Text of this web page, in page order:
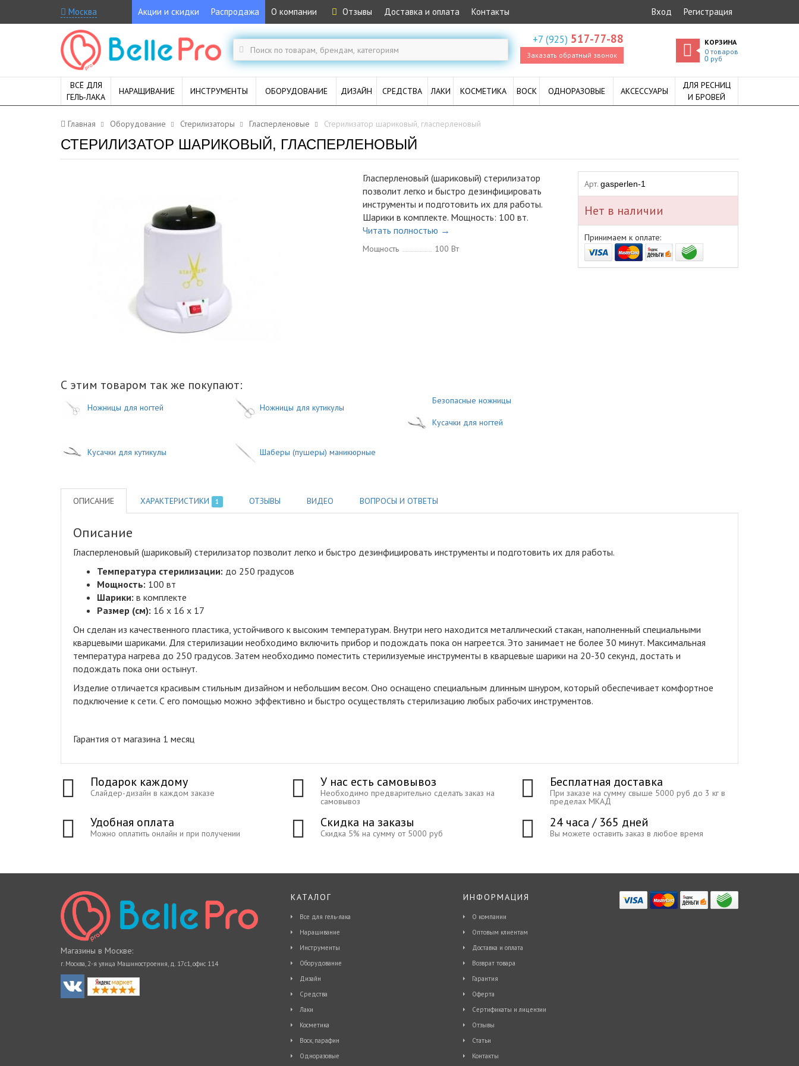
Москва Акции и скидки Распродажа О компании Отзывы Доставка и оплата Контакты Вход Регистрация
+7 (925) 517-77-88
Заказать обратный звонок
КОРЗИНА
0 товаров
0руб
ВСЁ ДЛЯ
ГЕЛЬ-ЛАКА
НАРАЩИВАНИЕ ИНСТРУМЕНТЫ ОБОРУДОВАНИЕ ДИЗАЙН СРЕДСТВА ЛАКИ КОСМЕТИКА ВОСК ОДНОРАЗОВЫЕ АКСЕССУАРЫ
ДЛЯ РЕСНИЦ
И БРОВЕЙ
Главная Оборудование Стерилизаторы Гласперленовые Стерилизатор шариковый, гласперленовый
СТЕРИЛИЗАТОР ШАРИКОВЫЙ, ГЛАСПЕРЛЕНОВЫЙ
Гласперленовый (шариковый) стерилизатор
позволит легко и быстро дезинфицировать
инструменты и подготовить их для работы.
Шарики в комплекте. Мощность: 100 вт.
Читать полностью →
Мощность 100 Вт
С этим товаром так же покупают:
Ножницы для ногтей Ножницы для кутикулы
Безопасные ножницы
Кусачки для ногтей
Кусачки для кутикулы Шаберы (пушеры) маникюрные
Арт. gasperlen-1
Нет в наличии
Принимаем к оплате:
ОПИСАНИЕ ХАРАКТЕРИСТИКИ 1 ОТЗЫВЫ ВИДЕО ВОПРОСЫ И ОТВЕТЫ
Описание
Гласперленовый (шариковый) стерилизатор позволит легко и быстро дезинфицировать инструменты и подготовить их для работы.
Температура стерилизации: до 250 градусов
Мощность: 100 вт
Шарики: в комплекте
Размер (см): 16 x 16 x 17
Он сделан из качественного пластика, устойчивого к высоким температурам. Внутри него находится металлический стакан, наполненный специальными
кварцевыми шариками. Для стерилизации необходимо включить прибор и подождать пока он нагреется. Это занимает не более 30 минут. Максимальная
температура нагрева до 250 градусов. Затем необходимо поместить стерилизуемые инструменты в кварцевые шарики на 20-30 секунд, достать и
подождать пока они остынут.
Изделие отличается красивым стильным дизайном и небольшим весом. Оно оснащено специальным длинным шнуром, который обеспечивает комфортное
подключение к сети. С его помощью можно эффективно и быстро осуществлять стерилизацию любых рабочих инструментов.
Гарантия от магазина 1 месяц
Подарок каждому
Слайдер-дизайн в каждом заказе
У нас есть самовывоз
Необходимо предварительно сделать заказ на
самовывоз
Бесплатная доставка
При заказе на сумму свыше 5000 руб до 3 кг в
пределах МКАД
Удобная оплата
Можно оплатить онлайн и при получении
Скидка на заказы
Скидка 5% на сумму от 5000 руб
24 часа / 365 дней
Вы можете оставить заказ в любое время
Магазины в Москве:
г. Москва, 2-я улица Машиностроения, д. 17с1, офис 114
КАТАЛОГ
Все для гель-лака
Наращивание
Инструменты
Оборудование
Дизайн
Средства
Лаки
Косметика
Воск, парафин
Одноразовые
ИНФОРМАЦИЯ
О компании
Оптовым клиентам
Доставка и оплата
Возврат товара
Гарантия
Оферта
Сертификаты и лицензии
Отзывы
Статьи
Контакты